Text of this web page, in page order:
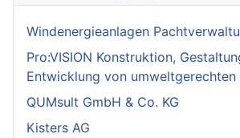
Windenergieanlagen
Pro:VISION Konstruktion,
Entwicklung von umweltgerechten
QUMsult GmbH & Co. KG
Kisters AG